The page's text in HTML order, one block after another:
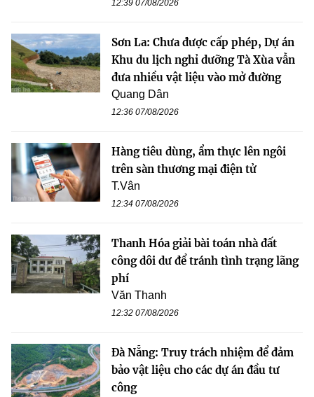
12:39 07/08/2026
Sơn La: Chưa được cấp phép, Dự án
Khu du lịch nghỉ dưỡng Tà Xùa vẫn
đưa nhiều vật liệu vào mở đường
Quang Dân
12:36 07/08/2026
Hàng tiêu dùng, ẩm thực lên ngôi
trên sàn thương mại điện tử
T.Vân
12:34 07/08/2026
Thanh Hóa giải bài toán nhà đất
công dôi dư để tránh tình trạng lãng
phí
Văn Thanh
12:32 07/08/2026
Đà Nẵng: Truy trách nhiệm để đảm
bảo vật liệu cho các dự án đầu tư
công